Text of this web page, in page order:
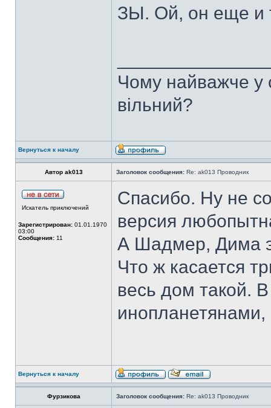
ЗЫ. Ой, он еще и
Чому найважче у
вільний?
Вернуться к началу
Автор ak013 Заголовок сообщения: Re: ak013 Проводник
Искатель приключений
Зарегистрирован: 01.01.1970
03:00
Сообщения: 11
Спасибо. Ну не
версия
А Шадмер, Дима
Что ж касается
весь дом такой.
Вернуться к началу
Фурзикова Заголовок сообщения: Re: ak013 Проводник